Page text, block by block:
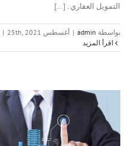
التمويل العقاري . [...]
بواسطة admin
| أغسطس 25th, 2021 |